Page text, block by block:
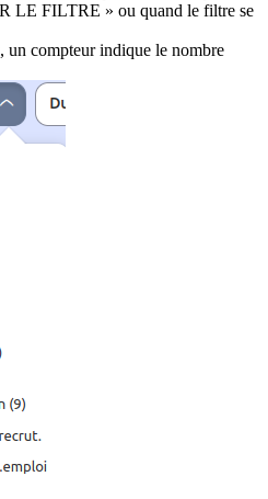
LE FILTRE » ou quand le filtre se
un compteur indique le nombre